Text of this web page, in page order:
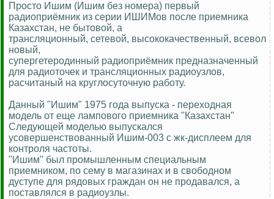
Просто Ишим (Ишим без номера) первый
радиоприёмник из серии ИШИМов после приемника
Казахстан, не бытовой, а
трансляционный, сетевой, высококачественный, всевол
новый,
супергетеродинный радиоприёмник предназначенный
для радиоточек и трансляционных радиоузлов,
расчитаный на круглосуточную работу.
Данный "Ишим" 1975 года выпуска - переходная
модель от еще лампового приемника "Казахстан"
Следующей моделью выпускался
усовершенствованный Ишим-003 с жк-дисплеем для
контроля частоты.
"Ишим" был промышленным специальным
приемником, по сему в магазинах и в свободном
дуступе для рядовых граждан он не продавался, а
поставлялся в радиоузлы.